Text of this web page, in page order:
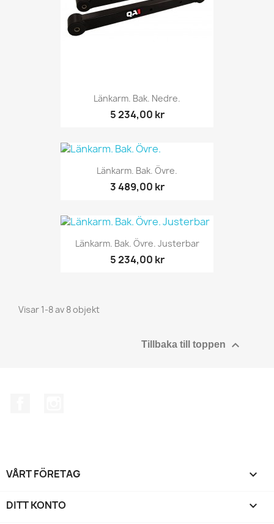
Länkarm. Bak. Nedre.
5 234,00 kr
Länkarm. Bak. Övre.
3 489,00 kr
Länkarm. Bak. Övre. Justerbar
5 234,00 kr
Visar 1-8 av 8 objekt
Tillbaka till toppen 
VÅRT FÖRETAG 
DITT KONTO 